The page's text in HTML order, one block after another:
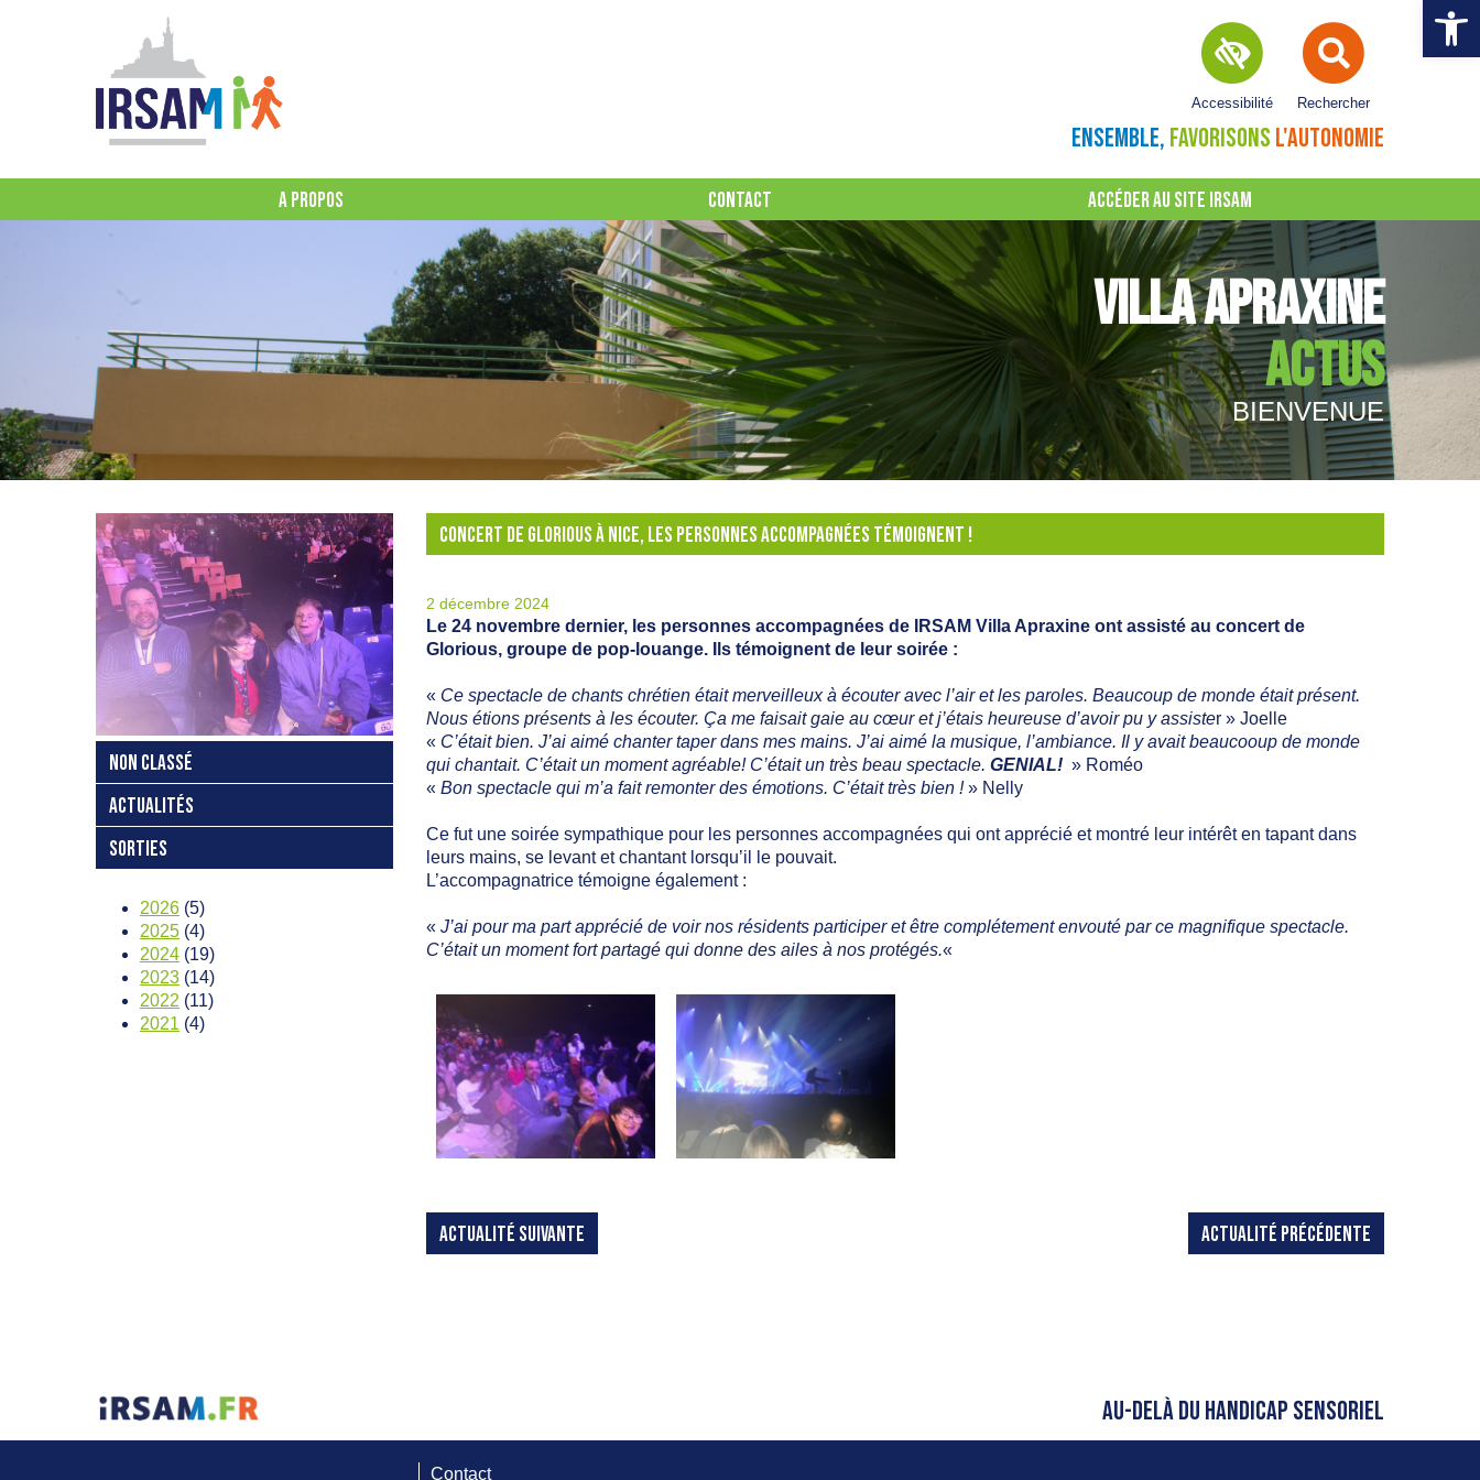
Ouvrir
Rechercher
Accessibilité
ENSEMBLE, FAVORISONS L'AUTONOMIE
A PROPOS CONTACT ACCÉDER AU SITE IRSAM
VILLA APRAXINE
ACTUS
BIENVENUE
NON CLASSÉ
ACTUALITÉS
SORTIES
2026 (5)
2025 (4)
2024 (19)
2023 (14)
2022 (11)
2021 (4)
CONCERT DE GLORIOUS À NICE, LES PERSONNES ACCOMPAGNÉES TÉMOIGNENT !
2 décembre 2024
Le 24 novembre dernier, les personnes accompagnées de IRSAM Villa Apraxine ont assisté au concert de
Glorious, groupe de pop-louange. Ils témoignent de leur soirée :
« Ce spectacle de chants chrétien était merveilleux à écouter avec l’air et les paroles. Beaucoup de monde était présent.
Nous étions présents à les écouter. Ça me faisait gaie au cœur et j’étais heureuse d’avoir pu y assister » Joelle
« C’était bien. J’ai aimé chanter taper dans mes mains. J’ai aimé la musique, l’ambiance. Il y avait beaucooup de monde
qui chantait. C’était un moment agréable! C’était un très beau spectacle. GENIAL! » Roméo
« Bon spectacle qui m’a fait remonter des émotions. C’était très bien !» Nelly
Ce fut une soirée sympathique pour les personnes accompagnées qui ont apprécié et montré leur intérêt en tapant dans
leurs mains, se levant et chantant lorsqu’il le pouvait.
L’accompagnatrice témoigne également :
« J’ai pour ma part apprécié de voir nos résidents participer et être complétement envouté par ce magnifique spectacle.
C’était un moment fort partagé qui donne des ailes à nos protégés.«
ACTUALITÉ SUIVANTE ACTUALITÉ PRÉCÉDENTE
AU-DELÀ DU HANDICAP SENSORIEL
Contact